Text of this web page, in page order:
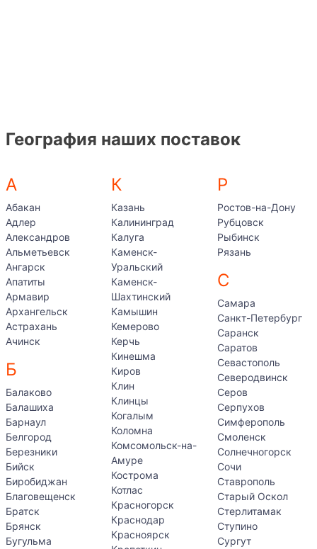
География наших поставок
А
Абакан
Адлер
Александров
Альметьевск
Ангарск
Апатиты
Армавир
Архангельск
Астрахань
Ачинск
Б
Балаково
Балашиха
Барнаул
Белгород
Березники
Бийск
Биробиджан
Благовещенск
Братск
Брянск
Бугульма
К
Казань
Калининград
Калуга
Каменск-
Уральский
Каменск-
Шахтинский
Камышин
Кемерово
Керчь
Кинешма
Киров
Клин
Клинцы
Когалым
Коломна
Комсомольск-на-
Амуре
Кострома
Котлас
Красногорск
Краснодар
Красноярск
Р
Ростов-на-Дону
Рубцовск
Рыбинск
Рязань
С
Самара
Санкт-Петербург
Саранск
Саратов
Севастополь
Северодвинск
Серов
Серпухов
Симферополь
Смоленск
Солнечногорск
Сочи
Ставрополь
Старый Оскол
Стерлитамак
Ступино
Сургут